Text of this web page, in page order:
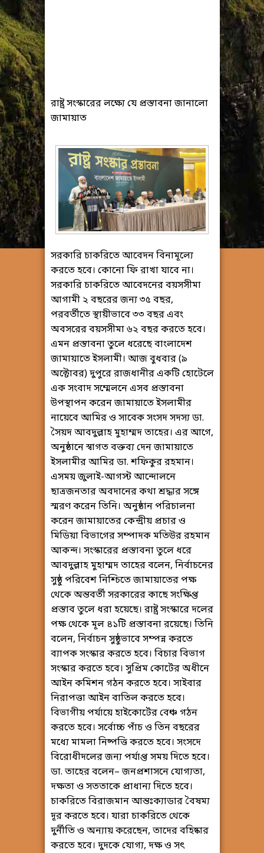
রাষ্ট্র সংস্কারের লক্ষ্যে যে প্রস্তাবনা জানালো
জামায়াত
সরকারি চাকরিতে আবেদন বিনামূল্যে
করতে হবে। কোনো ফি রাখা যাবে না।
সরকারি চাকরিতে আবেদনের বয়সসীমা
আগামী ২ বছরের জন্য ৩৫ বছর,
পরবর্তীতে স্থায়ীভাবে ৩৩ বছর এবং
অবসরের বয়সসীমা ৬২ বছর করতে হবে।
এমন প্রস্তাবনা তুলে ধরেছে বাংলাদেশ
জামায়াতে ইসলামী। আজ বুধবার (৯
অক্টোবর) দুপুরে রাজধানীর একটি হোটেলে
এক সংবাদ সম্মেলনে এসব প্রস্তাবনা
উপস্থাপন করেন জামায়াতে ইসলামীর
নায়েবে আমির ও সাবেক সংসদ সদস্য ডা.
সৈয়দ আবদুল্লাহ মুহাম্মদ তাহের। এর আগে,
অনুষ্ঠানে স্বাগত বক্তব্য দেন জামায়াতে
ইসলামীর আমির ডা. শফিকুর রহমান।
এসময় জুলাই-আগস্ট আন্দোলনে
ছাত্রজনতার অবদানের কথা শ্রদ্ধার সঙ্গে
স্মরণ করেন তিনি। অনুষ্ঠান পরিচালনা
করেন জামায়াতের কেন্দ্রীয় প্রচার ও
মিডিয়া বিভাগের সম্পাদক মতিউর রহমান
আকন্দ। সংস্কারের প্রস্তাবনা তুলে ধরে
আবদুল্লাহ মুহাম্মদ তাহের বলেন, নির্বাচনের
সুষ্ঠু পরিবেশ নিশ্চিতে জামায়াতের পক্ষ
থেকে অন্তবর্তী সরকারের কাছে সংক্ষিপ্ত
প্রস্তাব তুলে ধরা হয়েছে। রাষ্ট্র সংস্কারে দলের
পক্ষ থেকে মূল ৪১টি প্রস্তাবনা রয়েছে। তিনি
বলেন, নির্বাচন সুষ্ঠুভাবে সম্পন্ন করতে
ব্যাপক সংস্কার করতে হবে। বিচার বিভাগ
সংস্কার করতে হবে। সুপ্রিম কোর্টের অধীনে
আইন কমিশন গঠন করতে হবে। সাইবার
নিরাপত্তা আইন বাতিল করতে হবে।
বিভাগীয় পর্যায়ে হাইকোর্টের বেঞ্চ গঠন
করতে হবে। সর্বোচ্চ পাঁচ ও তিন বছরের
মধ্যে মামলা নিষ্পত্তি করতে হবে। সংসদে
বিরোধীদলের জন্য পর্যাপ্ত সময় দিতে হবে।
ডা. তাহের বলেন– জনপ্রশাসনে যোগ্যতা,
দক্ষতা ও সততাকে প্রাধান্য দিতে হবে।
চাকরিতে বিরাজমান আন্তঃক্যাডার বৈষম্য
দূর করতে হবে। যারা চাকরিতে থেকে
দুর্নীতি ও অন্যায় করেছেন, তাদের বহিষ্কার
করতে হবে। দুদকে যোগ্য, দক্ষ ও সৎ